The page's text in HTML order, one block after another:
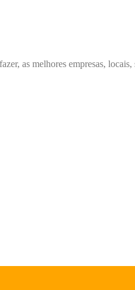
as melhores empresas,